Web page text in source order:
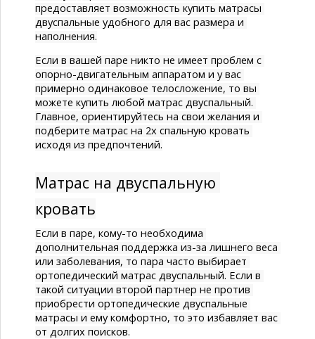
предоставляет возможность купить матрасы
двуспальные удобного для вас размера и
наполнения.
Если в вашей паре никто не имеет проблем с
опорно-двигательным аппаратом и у вас
примерно одинаковое телосложение, то вы
можете купить любой матрас двуспальный.
Главное, ориентируйтесь на свои желания и
подберите матрас на 2х спальную кровать
исходя из предпочтений.
Матрас на двуспальную
кровать
Если в паре, кому-то необходима
дополнительная поддержка из-за лишнего веса
ортопедический матрас двуспальный. Если в
такой ситуации второй партнер не против
приобрести ортопедические двуспальные
матрасы и ему комфортно, то это избавляет вас
от долгих поисков.